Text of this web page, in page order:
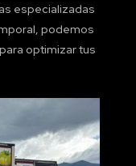
especializadas
podemos
optimizar tus